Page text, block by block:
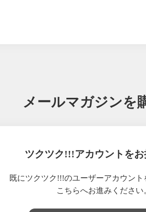
メールマガジンを
ツクツク!!!アカウントを
既にツクツク!!!のユーザーアカウント
こちらへお進みください